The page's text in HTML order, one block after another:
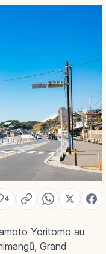
4
Yoritomo au
Grand